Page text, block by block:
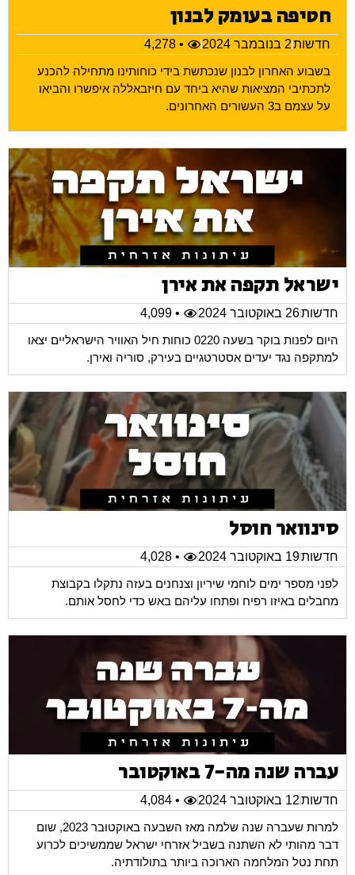
חטיפה בעומק לבנון
חדשות2 בנובמבר 2024
• 4,278
בשבוע האחרון לבנון שנכתשת בידי כוחותינו מתחילה להכנע
לתכתיבי המציאות שהיא ביחד עם חיזבאללה איפשרו והביאו
על עצמם ב3 העשורים האחרונים.
ישראל תקפה את אירן
חדשות26 באוקטובר 2024
• 4,099
היום לפנות בוקר בשעה 0220 כוחות חיל האוויר הישראליים יצאו
למתקפה נגד יעדים אסטרטגיים בעירק, סוריה ואירן.
סינוואר חוסל
חדשות19 באוקטובר 2024
• 4,028
לפני מספר ימים לוחמי שיריון וצנחנים בעזה נתקלו בקבוצת
מחבלים באיזו רפיח ופתחו עליהם באש כדי לחסל אותם.
עברה שנה מה-7 באוקטובר
חדשות12 באוקטובר 2024
• 4,084
למרות שעברה שנה שלמה מאז השבעה באוקטובר 2023, שום
דבר מהותי לא השתנה בשביל אזרחי ישראל שממשיכים לכרוע
תחת נטל המלחמה הארוכה ביותר בתולודתיה.